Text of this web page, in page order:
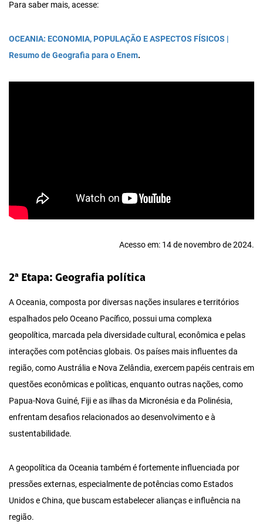
Para saber mais, acesse:
OCEANIA: ECONOMIA, POPULAÇÃO E ASPECTOS FÍSICOS |
Resumo de Geografia para o Enem.
Acesso em: 14 de novembro de 2024.
2ª Etapa: Geografia política
A Oceania, composta por diversas nações insulares e territórios
espalhados pelo Oceano Pacífico, possui uma complexa
geopolítica, marcada pela diversidade cultural, econômica e pelas
interações com potências globais. Os países mais influentes da
região, como Austrália e Nova Zelândia, exercem papéis centrais em
questões econômicas e políticas, enquanto outras nações, como
Papua-Nova Guiné, Fiji e as ilhas da Micronésia e da Polinésia,
enfrentam desafios relacionados ao desenvolvimento e à
sustentabilidade.
A geopolítica da Oceania também é fortemente influenciada por
pressões externas, especialmente de potências como Estados
Unidos e China, que buscam estabelecer alianças e influência na
região.